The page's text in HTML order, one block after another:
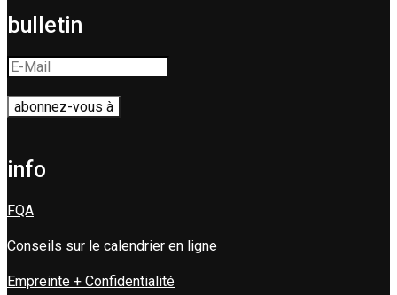
bulletin
info
FQA
Conseils sur le calendrier en ligne
Empreinte + Confidentialité